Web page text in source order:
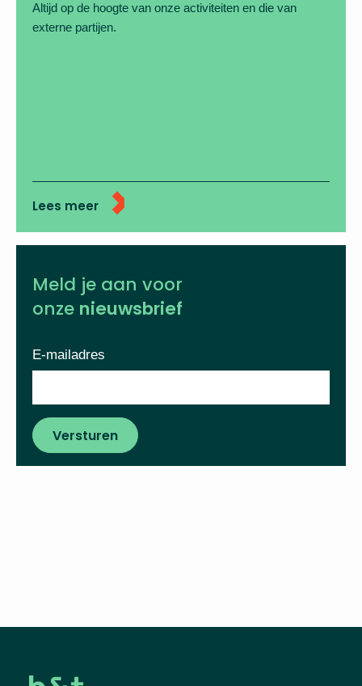
Altijd op de hoogte van onze activiteiten en die van
externe partijen.
Lees meer
Meld je aan voor
onze nieuwsbrief
E-mailadres
Versturen